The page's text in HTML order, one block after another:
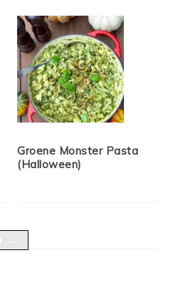
Groene Monster Pasta
(Halloween)